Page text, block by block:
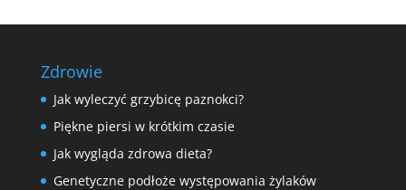
Zdrowie
Jak wyleczyć grzybicę paznokci?
Piękne piersi w krótkim czasie
Jak wygląda zdrowa dieta?
Genetyczne podłoże występowania żylaków